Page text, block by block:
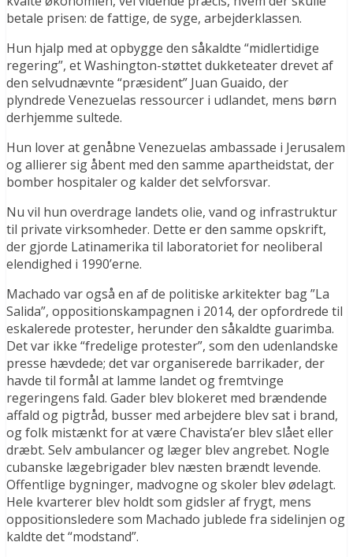
betale prisen: de fattige, de syge, arbejderklassen.
Hun hjalp med at opbygge den såkaldte “midlertidige
regering”, et Washington-støttet dukketeater drevet af
den selvudnævnte “præsident” Juan Guaido, der
plyndrede Venezuelas ressourcer i udlandet, mens børn
derhjemme sultede.
Hun lover at genåbne Venezuelas ambassade i Jerusalem
og allierer sig åbent med den samme apartheidstat, der
bomber hospitaler og kalder det selvforsvar.
Nu vil hun overdrage landets olie, vand og infrastruktur
til private virksomheder. Dette er den samme opskrift,
der gjorde Latinamerika til laboratoriet for neoliberal
elendighed i 1990’erne.
Machado var også en af ​​de politiske arkitekter bag ”La
Salida”, oppositionskampagnen i 2014, der opfordrede til
eskalerede protester, herunder den såkaldte guarimba.
Det var ikke “fredelige protester”, som den udenlandske
presse hævdede; det ​​var organiserede barrikader, der
havde til formål at lamme landet og fremtvinge
regeringens fald. Gader blev blokeret med brændende
affald og pigtråd, busser med arbejdere blev sat i brand,
og folk mistænkt for at være Chavista’er blev slået eller
dræbt. Selv ambulancer og læger blev angrebet. Nogle
cubanske lægebrigader blev næsten brændt levende.
Offentlige bygninger, madvogne og skoler blev ødelagt.
Hele kvarterer blev holdt som gidsler af frygt, mens
oppositionsledere som Machado jublede fra sidelinjen og
kaldte det “modstand”.